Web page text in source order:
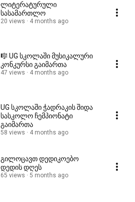
ლიტერატურული
სასამართლო
20 views 4 months ago
🎼 UG სკოლაში მუსიკალური
კონკურსი გაიმართა
47 views 4 months ago
UG სკოლაში ჭადრაკის შიდა
სასკოლო ჩემპიონატი
გაიმართა
58 views 4 months ago
გილოცავთ დედიკოებო
დედის დღეს
65 views 5 months ago